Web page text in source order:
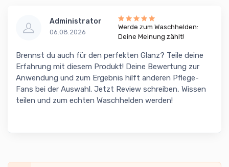
Administrator
06.08.2026
Werde zum Waschhelden:
Deine Meinung zählt!
Brennst du auch für den perfekten Glanz? Teile deine
Erfahrung mit diesem Produkt! Deine Bewertung zur
Anwendung und zum Ergebnis hilft anderen Pflege-
Fans bei der Auswahl. Jetzt Review schreiben, Wissen
teilen und zum echten Waschhelden werden!